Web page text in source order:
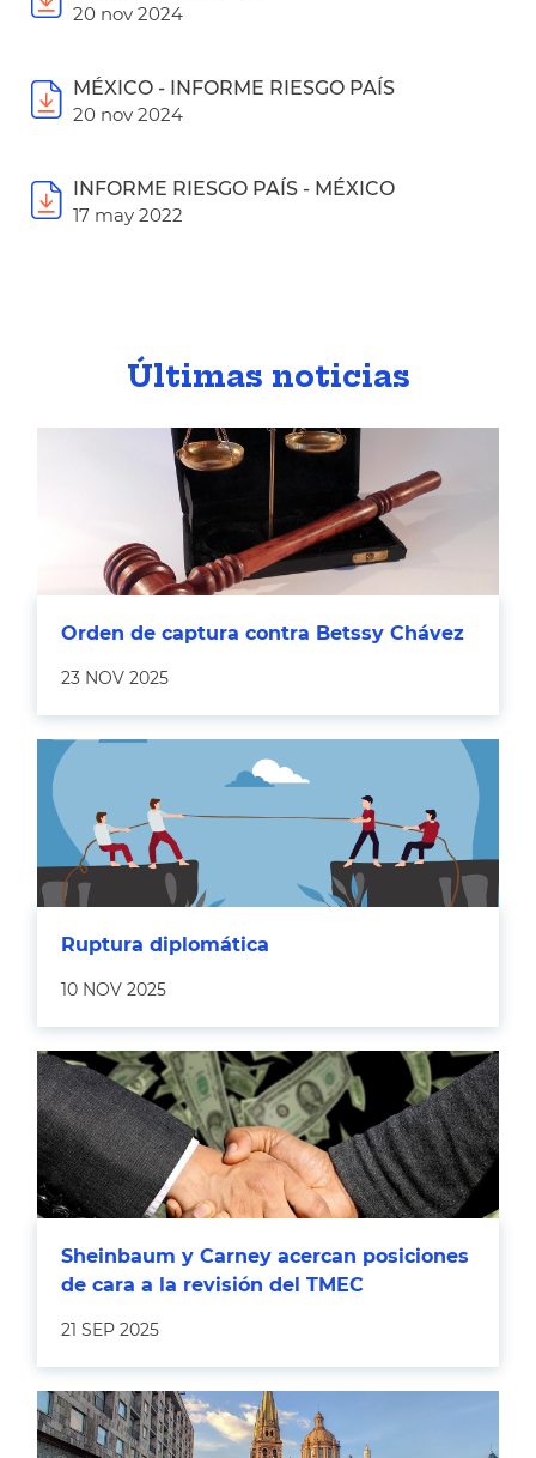
20 nov 2024
MÉXICO - INFORME RIESGO PAÍS
20 nov 2024
INFORME RIESGO PAÍS - MÉXICO
17 may 2022
Últimas noticias
Orden de captura contra Betssy Chávez
23 NOV 2025
Ruptura diplomática
10 NOV 2025
Sheinbaum y Carney acercan posiciones
de cara a la revisión del TMEC
21 SEP 2025